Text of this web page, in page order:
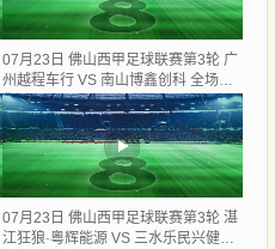
07月23日 佛山西甲足球联赛第3轮 广
州越程车行 VS 南山博鑫创科 全场录
像
07月23日 佛山西甲足球联赛第3轮 湛
江狂狼·粵辉能源 VS 三水乐民兴健力